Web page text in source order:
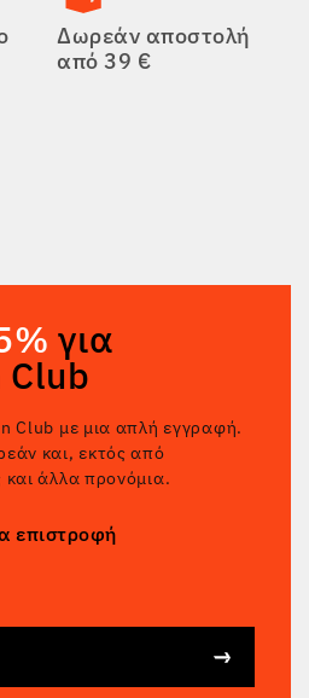
Δωρεάν αποστολή
από 39 €
για
Club
Club με μια απλή εγγραφή.
και, εκτός από
και άλλα προνόμια.
επιστροφή